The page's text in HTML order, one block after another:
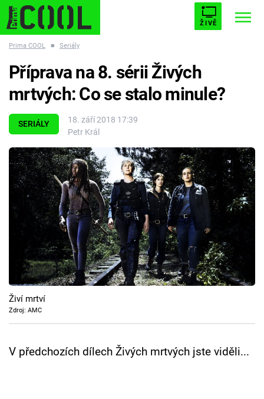
ŽIVĚ
ESCAPE PLNEJ KOTEL AVENGERS 5
Témata
Filmy
Seriály
Hry
Cool Esport
Pořady
Prima COOL ■ Seriály
SERIÁLY
18. září 2018 17:39
Petr Král
Příprava na 8. sérii Živých
mrtvých: Co se stalo minule?
Živí mrtví
Zdroj: AMC
V předchozích dílech Živých mrtvých jste viděli...